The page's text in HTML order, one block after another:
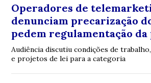
Operadores de
denunciam precarização
pedem regulamentação da
Audiência discutiu condições de
e projetos de lei para a categoria